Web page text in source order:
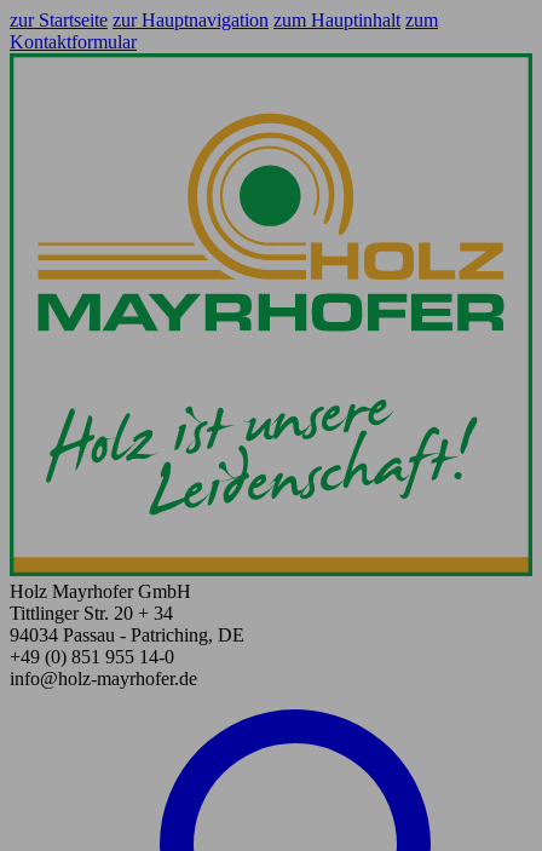
zur Startseite zur Hauptnavigation zum Hauptinhalt zum
Kontaktformular
Holz Mayrhofer GmbH
Tittlinger Str. 20 + 34
94034 Passau - Patriching, DE
+49 (0) 851 955 14-0
info@holz-mayrhofer.de